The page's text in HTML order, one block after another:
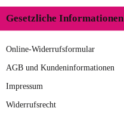
bisque navy stone
Gesetzliche Informationen
Online-Widerrufsformular
AGB und Kundeninformationen
Impressum
Widerrufsrecht